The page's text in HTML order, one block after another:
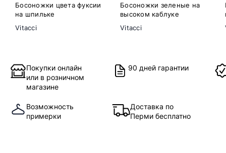
Босоножки цвета фуксии
на шпильке
Vitacci
Босоножки зеленые на
высоком каблуке
Vitacci
Покупки онлайн
или в розничном
магазине
90 дней гарантии
Возможность
примерки
Доставка по
Перми бесплатно